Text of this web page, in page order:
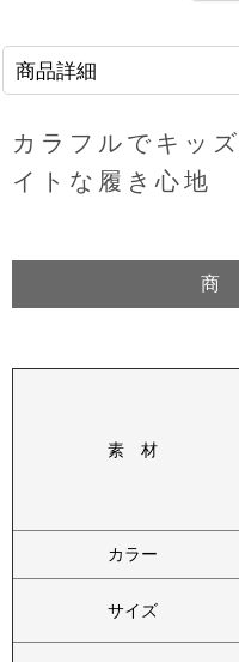
商品詳細
カラフルでキッ
イトな履き心地
商
素 材
カラー
サイズ